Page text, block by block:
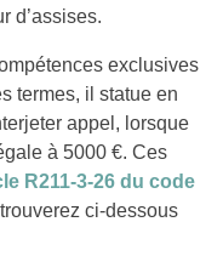
d’assises.
exclusives
termes, il statue en
appel, lorsque
à 5000 €. Ces
R211-3-26 du code
ci-dessous